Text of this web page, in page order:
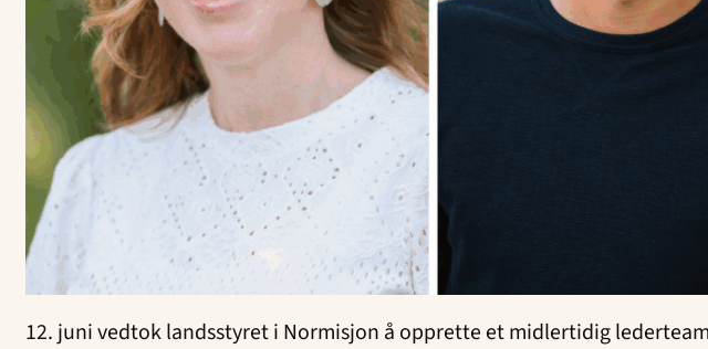
12. juni vedtok landsstyret i Normisjon å opprette et midlertidig